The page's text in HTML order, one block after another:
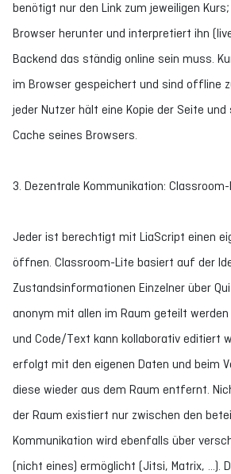
benötigt nur den Link zum jeweiligen
Browser herunter und interpretiert ihn
Backend das ständig online sein muss.
im Browser gespeichert und sind offline
jeder Nutzer hält eine Kopie der Seite und
Cache seines Browsers.
3. Dezentrale Kommunikation:
Jeder ist berechtigt mit LiaScript einen
öffnen. Classroom-Lite basiert auf der
Zustandsinformationen Einzelner über
anonym mit allen im Raum geteilt
und Code/Text kann kollaborativ editiert
erfolgt mit den eigenen Daten und beim
diese wieder aus dem Raum entfernt.
der Raum existiert nur zwischen den
Kommunikation wird ebenfalls über
(nicht eines) ermöglicht (Jitsi, Matrix, ...).